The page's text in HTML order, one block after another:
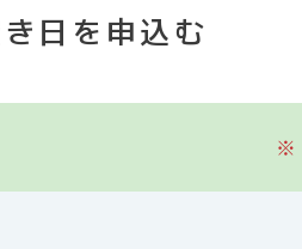
日を申込む
※